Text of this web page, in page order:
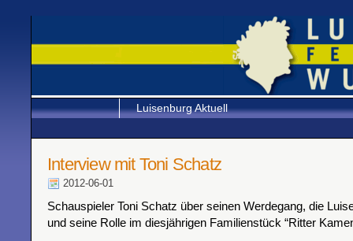
Luisenburg Aktuell
Interview mit Toni Schatz
2012-06-01
Schauspieler Toni Schatz über seinen Werdegang, die
und seine Rolle im diesjährigen Familienstück “Ritter